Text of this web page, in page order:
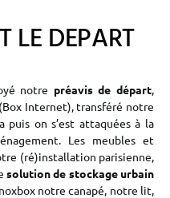
LE DEPART
notre préavis de départ
Internet), transféré notre
puis on s’est attaquées à la
Les meubles et
(ré)installation parisienne,
solution de stockage urbain
notre canapé, notre lit,